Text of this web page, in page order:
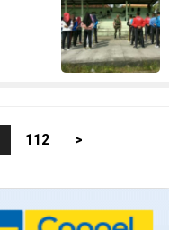
112 >